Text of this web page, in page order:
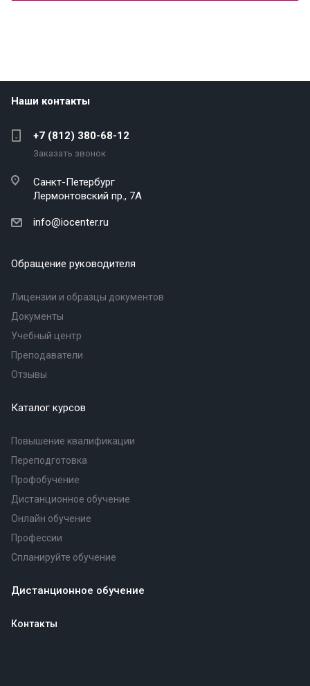
Наши контакты
+7 (812) 380-68-12
Заказать звонок
Санкт-Петербург
Лермонтовский пр., 7А
info@iocenter.ru
Обращение руководителя
Лицензии и образцы документов
Документы
Учебный центр
Преподаватели
Отзывы
Каталог курсов
Повышение квалификации
Переподготовка
Профобучение
Дистанционное обучение
Онлайн обучение
Профессии
Спланируйте обучение
Дистанционное обучение
Контакты